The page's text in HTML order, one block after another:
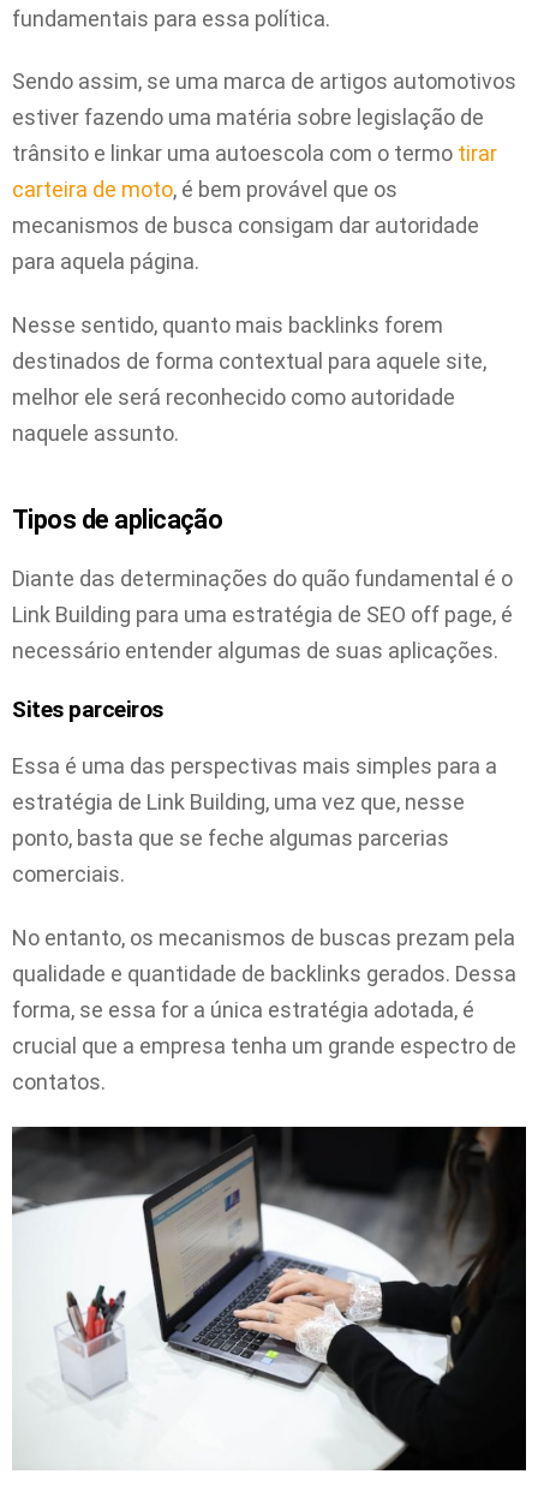
fundamentais para essa política.
Sendo assim, se uma marca de artigos automotivos
estiver fazendo uma matéria sobre legislação de
trânsito e linkar uma autoescola com o termo tirar
carteira de moto, é bem provável que os
mecanismos de busca consigam dar autoridade
para aquela página.
Nesse sentido, quanto mais backlinks forem
destinados de forma contextual para aquele site,
melhor ele será reconhecido como autoridade
naquele assunto.
Tipos de aplicação
Diante das determinações do quão fundamental é o
Link Building para uma estratégia de SEO off page, é
necessário entender algumas de suas aplicações.
Sites parceiros
Essa é uma das perspectivas mais simples para a
estratégia de Link Building, uma vez que, nesse
ponto, basta que se feche algumas parcerias
comerciais.
No entanto, os mecanismos de buscas prezam pela
qualidade e quantidade de backlinks gerados. Dessa
forma, se essa for a única estratégia adotada, é
crucial que a empresa tenha um grande espectro de
contatos.